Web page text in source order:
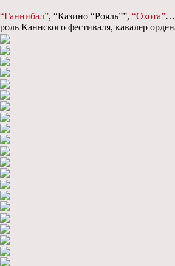
“Ганнибал”, “Казино “Рояль””, “Охота”…
роль Каннского фестиваля, кавалер